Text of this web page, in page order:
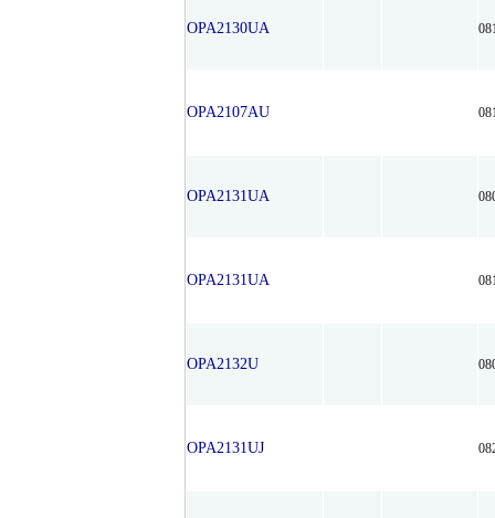
OPA2130UA
OPA2107AU
OPA2131UA
OPA2131UA
OPA2132U
OPA2131UJ